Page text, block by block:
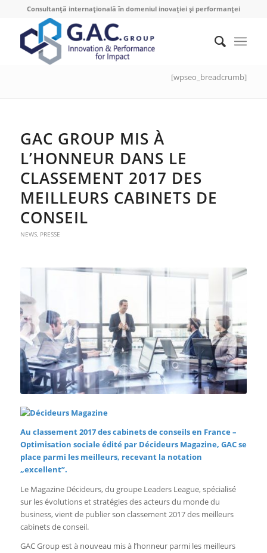
Consultanță internațională în domeniul inovației și performanței
[wpseo_breadcrumb]
GAC GROUP MIS À
L’HONNEUR DANS LE
CLASSEMENT 2017 DES
MEILLEURS CABINETS DE
CONSEIL
NEWS, PRESSE
Au classement 2017 des cabinets de conseils en France –
Optimisation sociale édité par Décideurs Magazine, GAC se
place parmi les meilleurs, recevant la notation
„excellent”.
Le Magazine Décideurs, du groupe Leaders League, spécialisé
sur les évolutions et stratégies des acteurs du monde du
business, vient de publier son classement 2017 des meilleurs
cabinets de conseil.
GAC Group est à nouveau mis à l’honneur parmi les meilleurs